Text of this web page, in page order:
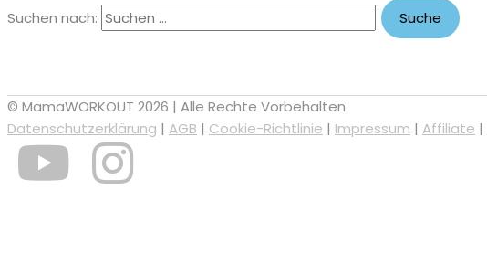
Suchen nach:
© MamaWORKOUT 2026 | Alle Rechte Vorbehalten
Datenschutzerklärung | AGB | Cookie-Richtlinie | Impressum | Affiliate |